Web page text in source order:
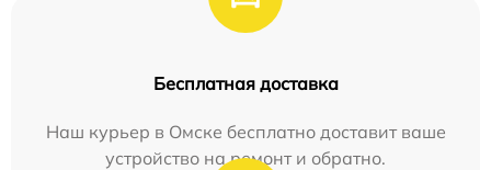
Бесплатная доставка
Наш курьер в Омске бесплатно доставит ваше
устройство на ремонт и обратно.